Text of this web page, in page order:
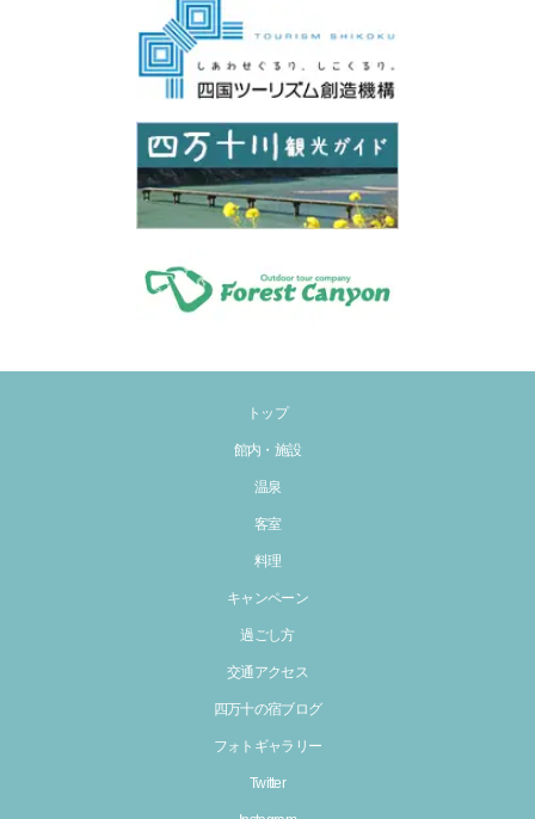
トップ
館内・施設
温泉
客室
料理
キャンペーン
過ごし方
交通アクセス
四万十の宿ブログ
フォトギャラリー
Twitter